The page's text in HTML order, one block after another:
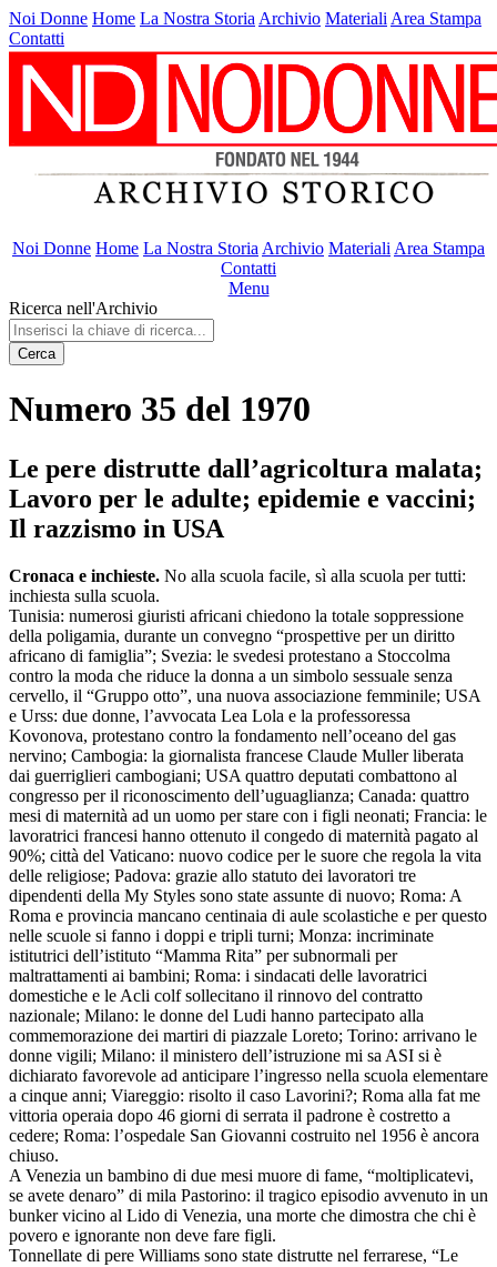
Noi Donne Home La Nostra Storia Archivio Materiali Area Stampa
Contatti
Noi Donne Home La Nostra Storia Archivio Materiali Area Stampa
Contatti
Menu
Ricerca nell'Archivio
Cerca
Numero 35 del 1970
Le pere distrutte dall’agricoltura malata;
Lavoro per le adulte; epidemie e vaccini;
Il razzismo in USA
Cronaca e inchieste. No alla scuola facile, sì alla scuola per tutti:
inchiesta sulla scuola.
Tunisia: numerosi giuristi africani chiedono la totale soppressione
della poligamia, durante un convegno “prospettive per un diritto
africano di famiglia”; Svezia: le svedesi protestano a Stoccolma
contro la moda che riduce la donna a un simbolo sessuale senza
cervello, il “Gruppo otto”, una nuova associazione femminile; USA
e Urss: due donne, l’avvocata Lea Lola e la professoressa
Kovonova, protestano contro la fondamento nell’oceano del gas
nervino; Cambogia: la giornalista francese Claude Muller liberata
dai guerriglieri cambogiani; USA quattro deputati combattono al
congresso per il riconoscimento dell’uguaglianza; Canada: quattro
mesi di maternità ad un uomo per stare con i figli neonati; Francia: le
lavoratrici francesi hanno ottenuto il congedo di maternità pagato al
90%; città del Vaticano: nuovo codice per le suore che regola la vita
delle religiose; Padova: grazie allo statuto dei lavoratori tre
dipendenti della My Styles sono state assunte di nuovo; Roma: A
Roma e provincia mancano centinaia di aule scolastiche e per questo
nelle scuole si fanno i doppi e tripli turni; Monza: incriminate
istitutrici dell’istituto “Mamma Rita” per subnormali per
maltrattamenti ai bambini; Roma: i sindacati delle lavoratrici
domestiche e le Acli colf sollecitano il rinnovo del contratto
nazionale; Milano: le donne del Ludi hanno partecipato alla
commemorazione dei martiri di piazzale Loreto; Torino: arrivano le
donne vigili; Milano: il ministero dell’istruzione mi sa ASI si è
dichiarato favorevole ad anticipare l’ingresso nella scuola elementare
a cinque anni; Viareggio: risolto il caso Lavorini?; Roma alla fat me
vittoria operaia dopo 46 giorni di serrata il padrone è costretto a
cedere; Roma: l’ospedale San Giovanni costruito nel 1956 è ancora
chiuso.
A Venezia un bambino di due mesi muore di fame, “moltiplicatevi,
se avete denaro” di mila Pastorino: il tragico episodio avvenuto in un
bunker vicino al Lido di Venezia, una morte che dimostra che chi è
povero e ignorante non deve fare figli.
Tonnellate di pere Williams sono state distrutte nel ferrarese, “Le